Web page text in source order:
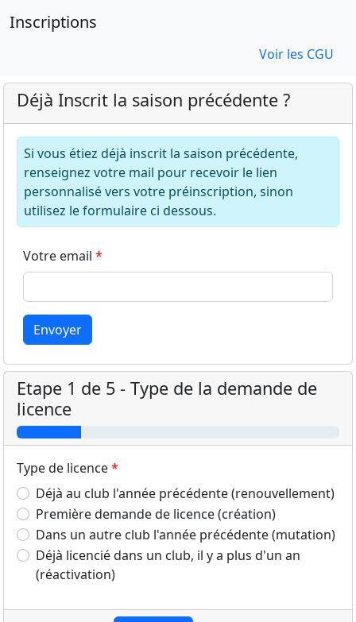
Inscriptions
Voir les CGU
Déjà Inscrit la saison précédente ?
Si vous étiez déjà inscrit la saison précédente,
renseignez votre mail pour recevoir le lien
personnalisé vers votre préinscription, sinon
utilisez le formulaire ci dessous.
Votre email
Envoyer
Etape 1 de 5 - Type de la demande de
licence
Type de licence
Déjà au club l'année précédente (renouvellement)
Première demande de licence (création)
Dans un autre club l'année précédente (mutation)
Déjà licencié dans un club, il y a plus d'un an
(réactivation)